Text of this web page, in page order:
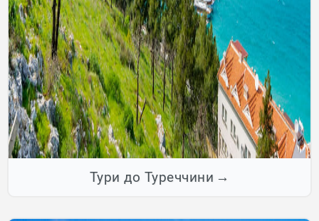
Тури до Туреччини